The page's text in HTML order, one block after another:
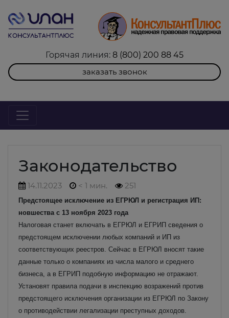
Горячая линия: 8 (800) 200 88 45
заказать звонок
Законодательство
14.11.2023 < 1 мин. 251
Предстоящее исключение из ЕГРЮЛ и регистрация ИП:
новшества с 13 ноября 2023 года
Налоговая станет включать в ЕГРЮЛ и ЕГРИП сведения о
предстоящем исключении любых компаний и ИП из
соответствующих реестров. Сейчас в ЕГРЮЛ вносят такие
данные только о компаниях из числа малого и среднего
бизнеса, а в ЕГРИП подобную информацию не отражают.
Установят правила подачи в инспекцию возражений против
предстоящего исключения организации из ЕГРЮЛ по Закону
о противодействии легализации преступных доходов.